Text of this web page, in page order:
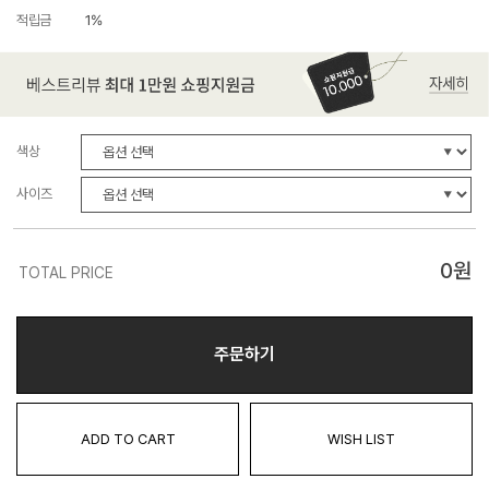
적립금 1%
색상
사이즈
TOTAL PRICE 0원
주문하기
ADD TO CART WISH LIST